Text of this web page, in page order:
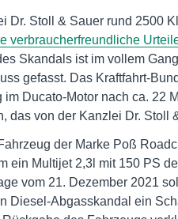
Dr. Stoll & Sauer rund 2500
verbraucherfreundliche
Skandals ist im vollem
gefasst. Das Kraftfahrt-
Ducato-Motor nach ca. 22
das von der Kanzlei Dr. Stoll
der Marke Poß
ein Multijet 2,3l mit 150 PS
vom 21. Dezember 2021
Diesel-Abgasskandal ein